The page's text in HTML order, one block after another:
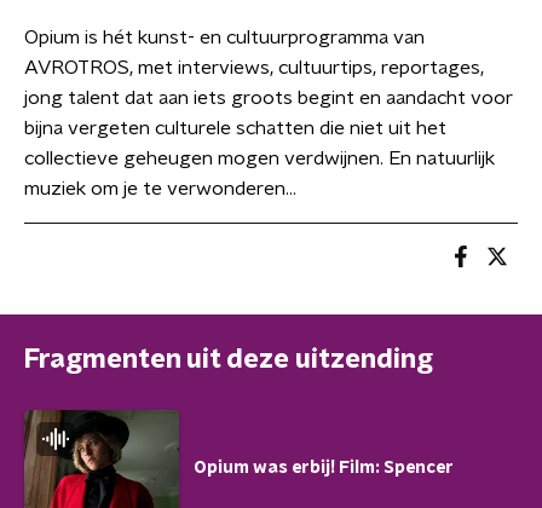
Opium is hét kunst- en cultuurprogramma van
AVROTROS, met interviews, cultuurtips, reportages,
jong talent dat aan iets groots begint en aandacht voor
bijna vergeten culturele schatten die niet uit het
collectieve geheugen mogen verdwijnen. En natuurlijk
muziek om je te verwonderen...
Fragmenten uit deze uitzending
Opium was erbij! Film: Spencer